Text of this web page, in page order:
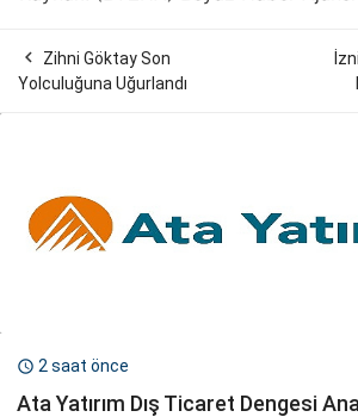

Zihni Göktay Son
Yolculuğuna Uğurlandı
 2 saat önce
Ata Yatırım Dış Ticaret Dengesi